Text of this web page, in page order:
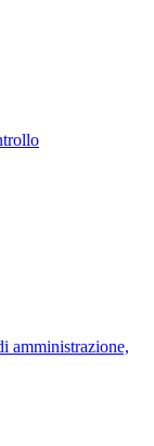
amministrazione,